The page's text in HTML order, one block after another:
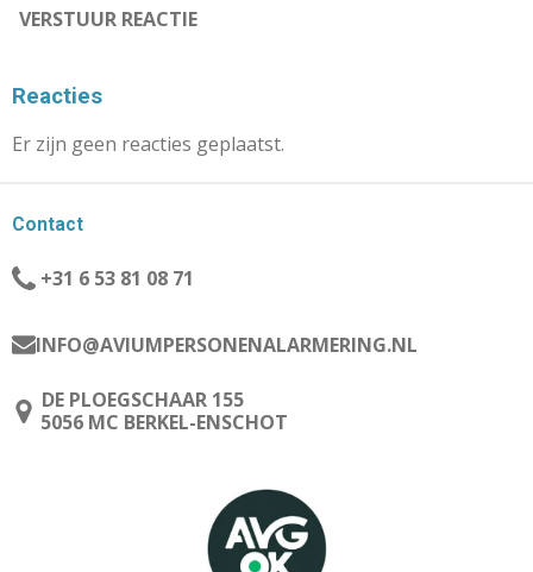
VERSTUUR REACTIE
Reacties
Er zijn geen reacties geplaatst.
Contact
+31 6 53 81 08 71
INFO@AVIUMPERSONENALARMERING.NL
DE PLOEGSCHAAR 155
5056 MC BERKEL-ENSCHOT